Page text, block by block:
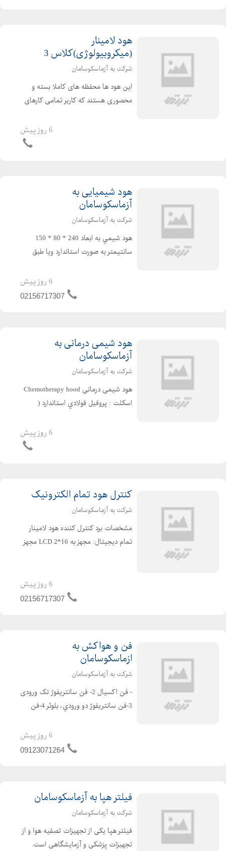
هود لامینار
(میکروبیولوژی)کلاس 3
شرکت به آزماسکوسامان
این هود ها محفظه های کاملا بسته و
محصوری هستند که کاربر تمامی کارهای
غیر قابل نفوذی که در جلوی دستگاه
تعبیه شده است انجام می دهد . این هود
6 روز پیش
هود شیمیایی به
آزماسکوسامان
شرکت به آزماسکوسامان
هود شيمي به ابعاد 240 * 80 * 150
سانتیمتر به صورت استاندارد ویا طبق
اسكلت : پروفيل فولادي استاندارد گریدA
6 روز پیش
02156717307
هود شیمی درمانی به
آزماسکوسامان
شرکت به آزماسکوسامان
هود شیمی درمانی Chemotherapy hood
اسكلت : پروفيل فولادي استاندارد (
شده و با رنگ پودری الكترواستاتيك ضد
خش و ضد اسيد پوشش داده شده است .
6 روز پیش
کنترل هود تمام الکترونیک
شرکت به آزماسکوسامان
مشخصات برد كنترل كننده هود لامينار
تمام ديجيتال: مجهز به 16*LCD 2 مجهز
ميباشد جهت حفاظت كاربر مجهز به
6 روز پیش
02156717307
فن و هواکش به
ازماسکوسامان
شرکت به آزماسکوسامان
- فن اکسیال 2- فن سانتریفوژ تک ورودی
3-فن سانتريفوژ دو ورودي، بلوئر 4-فن
اسيدPVC 6-فن سقفي 7- فن بين كانالي
6 روز پیش
09123071264
فیلتر هپا به آزماسکوسامان
شرکت به آزماسکوسامان
فیلتر هپا یکی از تجهیزات تصفیه هوا و از
تجهیزات پزشکی و آزمایشگاهی است.